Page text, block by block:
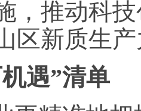
，推动科
区新质生
遇”清单